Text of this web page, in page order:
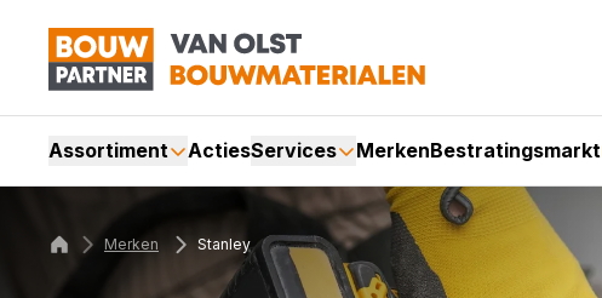
Assortiment ActiesServices MerkenBestratingsmarkt
Merken Stanley